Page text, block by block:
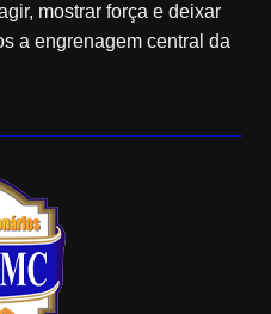
mostrar força e deixar
a engrenagem central da